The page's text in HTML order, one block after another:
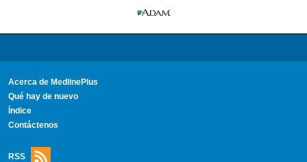
Acerca de MedlinePlus
Qué hay de nuevo
Índice
Contáctenos
RSS